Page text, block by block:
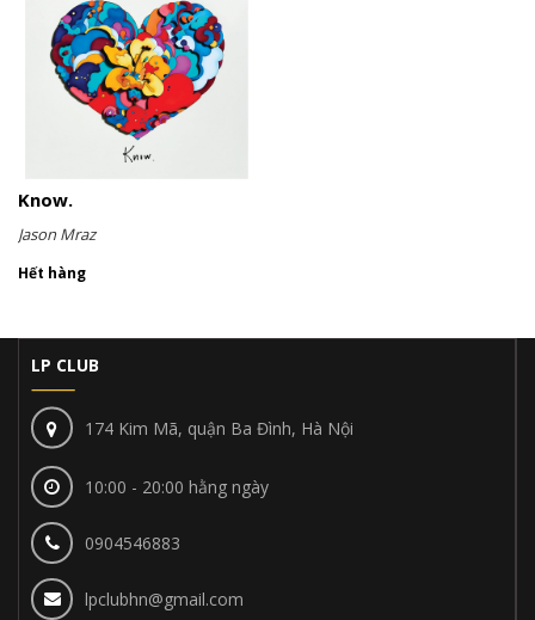
Know.
Jason Mraz
Hết hàng
LP CLUB
174 Kim Mã, quận Ba Đình, Hà Nội
10:00 - 20:00 hằng ngày
0904546883
lpclubhn@gmail.com